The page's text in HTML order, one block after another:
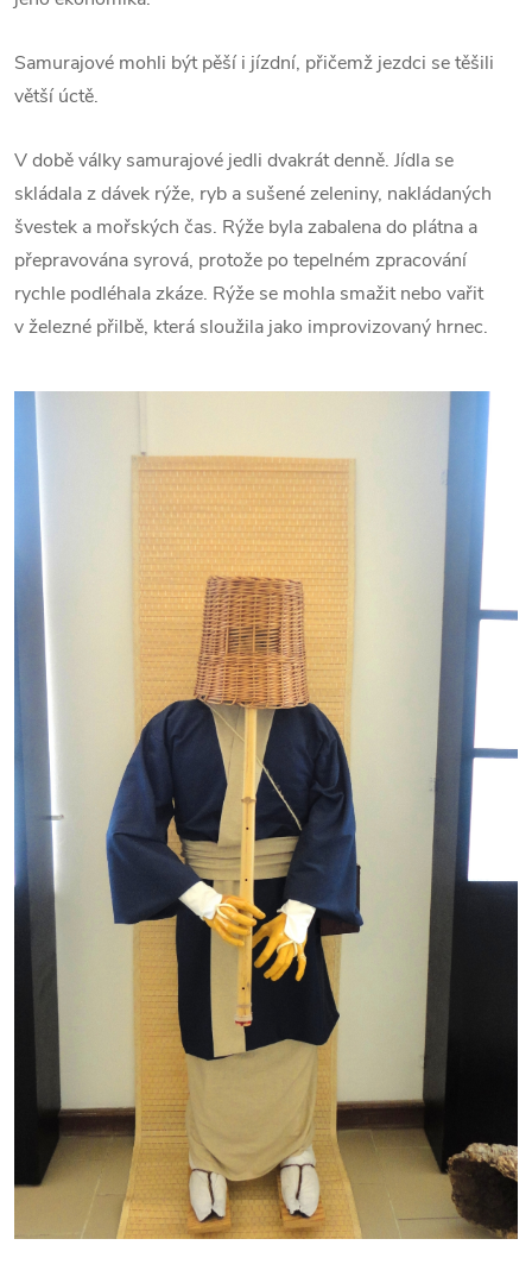
Samurajové mohli být pěší i jízdní, přičemž jezdci se těšili
větší úctě.
V době války samurajové jedli dvakrát denně. Jídla se
skládala z dávek rýže, ryb a sušené zeleniny, nakládaných
švestek a mořských čas. Rýže byla zabalena do plátna a
přepravována syrová, protože po tepelném zpracování
rychle podléhala zkáze. Rýže se mohla smažit nebo vařit
v železné přilbě, která sloužila jako improvizovaný hrnec.